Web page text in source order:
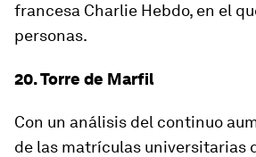
francesa Charlie Hebdo, en el
personas.
20. Torre de Marfil
Con un análisis del continuo
de las matrículas universitarias